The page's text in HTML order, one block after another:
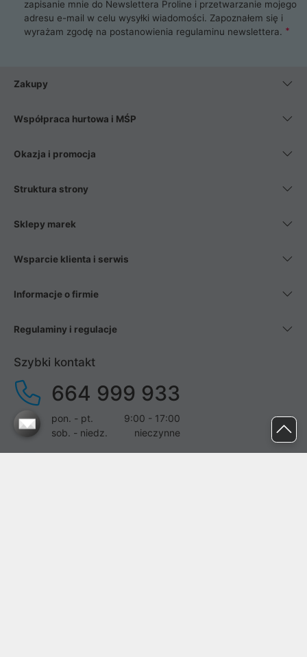
zapisanie mnie do Newslettera Proline i przetwarzanie mojego
adresu e-mail w celu wysyłki wiadomości. Zapoznałem się i
wyrażam zgodę na postanowienia regulaminu newslettera.
Zakupy
Współpraca hurtowa i MŚP
Okazja i promocja
Struktura strony
Sklepy marek
Wsparcie klienta i serwis
Informacje o firmie
Regulaminy i regulacje
Szybki kontakt
664 999 933
pon. - pt.
9:00 - 17:00
sob. - niedz.
nieczynne